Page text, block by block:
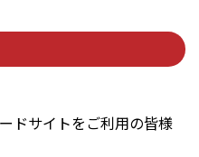
ドサイトをご利用の皆様